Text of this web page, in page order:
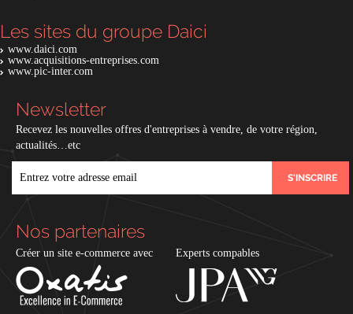
Les sites du groupe Daici
www.daici.com
www.acquisitions-entreprises.com
www.pic-inter.com
Newsletter
Recevez les nouvelles offres d'entreprises à vendre, de votre région,
actualités…etc
Nos partenaires
Créer un site e-commerce avec Experts compables